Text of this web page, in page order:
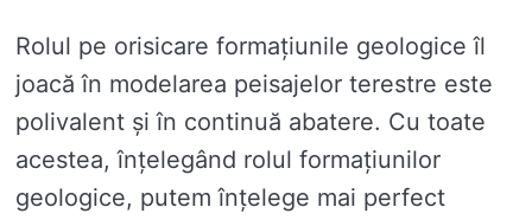
Rolul pe orisicare formațiunile geologice îl
joacă în modelarea peisajelor terestre este
polivalent și în continuă abatere. Cu toate
acestea, înțelegând rolul formațiunilor
geologice, putem înțelege mai perfect